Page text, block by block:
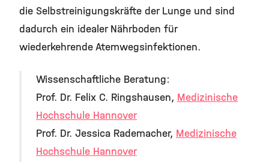
die Selbstreinigungskräfte der Lunge und sind
dadurch ein idealer Nährboden für
wiederkehrende Atemwegsinfektionen.
Wissenschaftliche Beratung:
Prof. Dr. Felix C. Ringshausen, Medizinische
Hochschule Hannover
Prof. Dr. Jessica Rademacher, Medizinische
Hochschule Hannover